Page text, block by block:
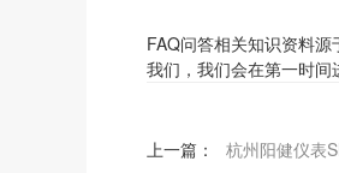
FAQ问答相关知识资料
我们，我们会在第一时间
上一篇： 杭州阳健仪表